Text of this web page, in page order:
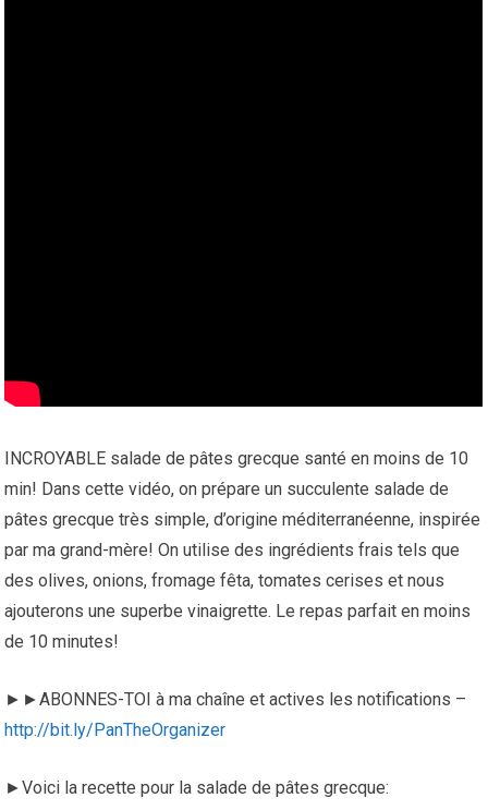
INCROYABLE salade de pâtes grecque santé en moins de 10
min! Dans cette vidéo, on prépare un succulente salade de
pâtes grecque très simple, d’origine méditerranéenne, inspirée
par ma grand-mère! On utilise des ingrédients frais tels que
des olives, onions, fromage fêta, tomates cerises et nous
ajouterons une superbe vinaigrette. Le repas parfait en moins
de 10 minutes!
►►ABONNES-TOI à ma chaîne et actives les notifications –
http://bit.ly/PanTheOrganizer
►Voici la recette pour la salade de pâtes grecque: